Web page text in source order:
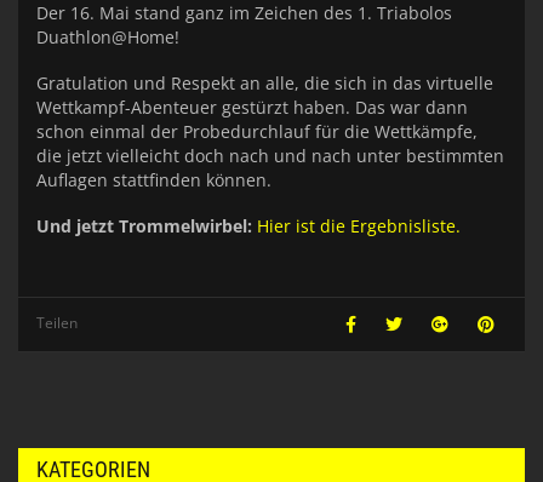
Der 16. Mai stand ganz im Zeichen des 1. Triabolos
Duathlon@Home!
Gratulation und Respekt an alle, die sich in das virtuelle
Wettkampf-Abenteuer gestürzt haben. Das war dann
schon einmal der Probedurchlauf für die Wettkämpfe,
die jetzt vielleicht doch nach und nach unter bestimmten
Auflagen stattfinden können.
Und jetzt Trommelwirbel: Hier ist die Ergebnisliste.
Teilen
KATEGORIEN